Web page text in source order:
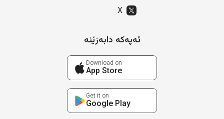
X
ئەپەکە دابەزێنە
Download on
App Store
Get it on
Google Play